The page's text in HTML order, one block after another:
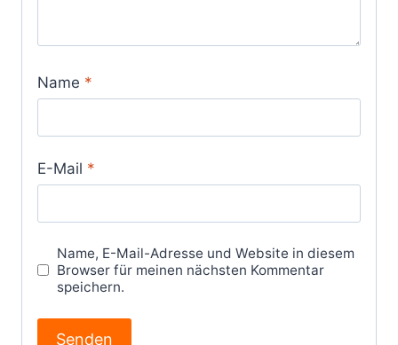
Name *
E-Mail *
Name, E-Mail-Adresse und Website in diesem
Browser für meinen nächsten Kommentar
speichern.